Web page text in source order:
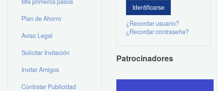
Plan de Ahorro
Aviso Legal
Solicitar Invitación
Invitar Amigos
Contratar Publicidad
¿Recordar usuario?
¿Recordar contraseña?
Patrocinadores